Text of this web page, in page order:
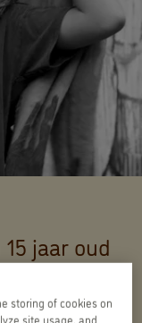
jaar oud
storing of cookies on
site usage, and